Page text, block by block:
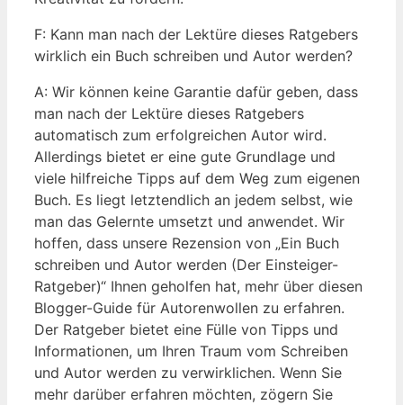
F: Kann man nach der Lektüre dieses Ratgebers
wirklich ein Buch schreiben und Autor werden?
A: Wir können keine Garantie dafür geben, dass
man nach der Lektüre dieses Ratgebers
automatisch zum erfolgreichen Autor wird.
Allerdings bietet er eine gute Grundlage und
viele hilfreiche Tipps auf dem Weg zum eigenen
Buch. Es liegt letztendlich an jedem selbst, wie
man das Gelernte umsetzt und anwendet. Wir
hoffen, dass unsere Rezension von „Ein Buch
schreiben und Autor werden (Der Einsteiger-
Ratgeber)“ Ihnen geholfen hat, mehr über diesen
Blogger-Guide für Autorenwollen zu erfahren.
Der Ratgeber bietet eine Fülle von Tipps und
Informationen, um Ihren Traum vom Schreiben
und Autor werden zu verwirklichen. Wenn Sie
mehr darüber erfahren möchten, zögern Sie